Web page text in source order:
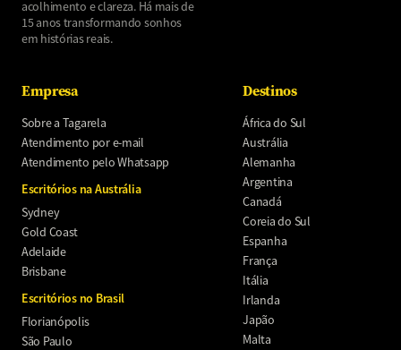
acolhimento e clareza. Há mais de
15 anos transformando sonhos
em histórias reais.
Empresa
Sobre a Tagarela
Atendimento por e-mail
Atendimento pelo Whatsapp
Escritórios na Austrália
Sydney
Gold Coast
Adelaide
Brisbane
Escritórios no Brasil
Florianópolis
São Paulo
Destinos
África do Sul
Austrália
Alemanha
Argentina
Canadá
Coreia do Sul
Espanha
França
Itália
Irlanda
Japão
Malta